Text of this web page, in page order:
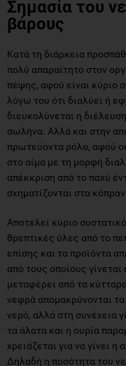
Σημασία του
βάρους
Κατά τη διάρκεια
πολύ απαραίτητο στον
πέψης, αφού είναι κύριο
λόγω του ότι διαλύει ή
διευκολύνεται η
σωλήνα. Αλλά και στην
πρωτεύοντα ρόλο, αφού
στο αίμα με τη μορφή
απέκκριση από το παχύ
σχηματίζονται στα
Αποτελεί κύριο
θρεπτικές ύλες από το
επίσης και τα προϊόντα
από τους οποίους
μεταφέρει από τα
νεφρά απομακρύνονται
νερό, αλλά στη συνέχεια
τα άλατα και η ουρία
χρειάζεται για να γίνει
Δηλαδή η ποσότητα του